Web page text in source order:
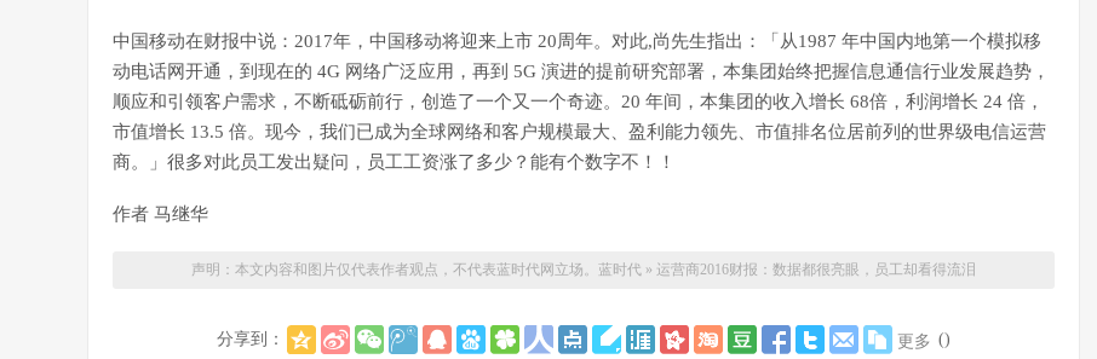
中国移动在财报中说：2017年，中国移动将迎来上市 20周年。对此,尚先生指出：「从1987 年中国内地第一个模拟移
动电话网开通，到现在的 4G 网络广泛应用，再到 5G 演进的提前研究部署，本集团始终把握信息通信行业发展趋势，
顺应和引领客户需求，不断砥砺前行，创造了一个又一个奇迹。20 年间，本集团的收入增长 68倍，利润增长 24 倍，
市值增长 13.5 倍。现今，我们已成为全球网络和客户规模最大、盈利能力领先、市值排名位居前列的世界级电信运营
商。」很多对此员工发出疑问，员工工资涨了多少？能有个数字不！！
作者 马继华
声明：本文内容和图片仅代表作者观点，不代表蓝时代网立场。 蓝时代 » 运营商2016财报：数据都很亮眼，员工却看得流泪
分享到： 更多 ()